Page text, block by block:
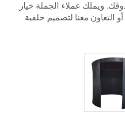
ويملك عملاء الجملة خيار
التعاون معنا لتصميم خلفية